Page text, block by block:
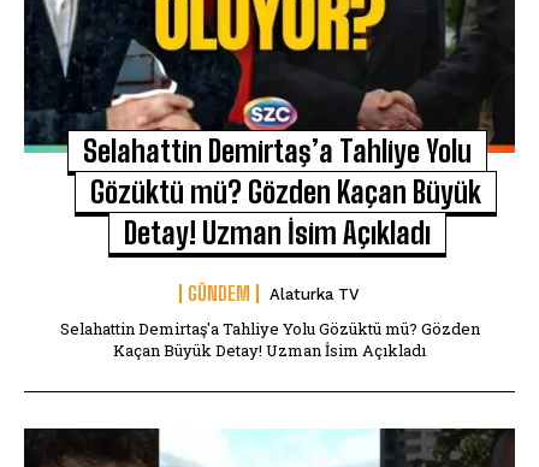
Selahattin Demirtaş’a Tahliye Yolu
Gözüktü mü? Gözden Kaçan Büyük
Detay! Uzman İsim Açıkladı
GÜNDEM Alaturka TV
Selahattin Demirtaş'a Tahliye Yolu Gözüktü mü? Gözden
Kaçan Büyük Detay! Uzman İsim Açıkladı